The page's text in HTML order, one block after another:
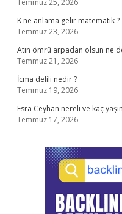
Temmuz 25, 2026
K ne anlama gelir matematik ?
Temmuz 23, 2026
Atın ömrü arpadan olsun ne
Temmuz 21, 2026
İcma delili nedir ?
Temmuz 19, 2026
Esra Ceyhan nereli ve kaç
Temmuz 17, 2026